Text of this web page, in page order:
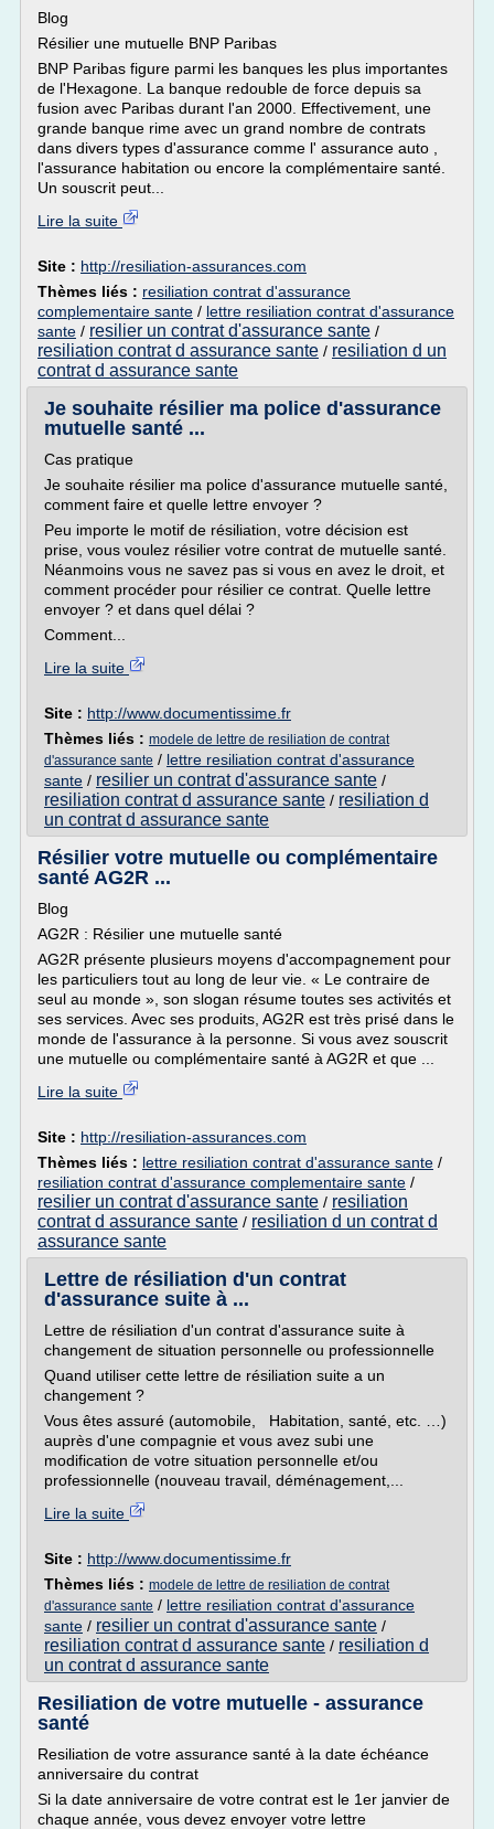
Blog
Résilier une mutuelle BNP Paribas
BNP Paribas figure parmi les banques les plus importantes
de l'Hexagone. La banque redouble de force depuis sa
fusion avec Paribas durant l'an 2000. Effectivement, une
grande banque rime avec un grand nombre de contrats
dans divers types d'assurance comme l' assurance auto ,
l'assurance habitation ou encore la complémentaire santé.
Un souscrit peut...
Lire la suite
Site : http://resiliation-assurances.com
Thèmes liés : resiliation contrat d'assurance
complementaire sante / lettre resiliation contrat d'assurance
sante / resilier un contrat d'assurance sante /
resiliation contrat d assurance sante / resiliation d un
contrat d assurance sante
Je souhaite résilier ma police d'assurance
mutuelle santé ...
Cas pratique
Je souhaite résilier ma police d'assurance mutuelle santé,
comment faire et quelle lettre envoyer ?
Peu importe le motif de résiliation, votre décision est
prise, vous voulez résilier votre contrat de mutuelle santé.
Néanmoins vous ne savez pas si vous en avez le droit, et
comment procéder pour résilier ce contrat. Quelle lettre
envoyer ? et dans quel délai ?
Comment...
Lire la suite
Site : http://www.documentissime.fr
Thèmes liés : modele de lettre de resiliation de contrat
d'assurance sante / lettre resiliation contrat d'assurance
sante / resilier un contrat d'assurance sante /
resiliation contrat d assurance sante / resiliation d
un contrat d assurance sante
Résilier votre mutuelle ou complémentaire
santé AG2R ...
Blog
AG2R : Résilier une mutuelle santé
AG2R présente plusieurs moyens d'accompagnement pour
les particuliers tout au long de leur vie. « Le contraire de
seul au monde », son slogan résume toutes ses activités et
ses services. Avec ses produits, AG2R est très prisé dans le
monde de l'assurance à la personne. Si vous avez souscrit
une mutuelle ou complémentaire santé à AG2R et que ...
Lire la suite
Site : http://resiliation-assurances.com
Thèmes liés : lettre resiliation contrat d'assurance sante /
resiliation contrat d'assurance complementaire sante /
resilier un contrat d'assurance sante / resiliation
contrat d assurance sante / resiliation d un contrat d
assurance sante
Lettre de résiliation d'un contrat
d'assurance suite à ...
Lettre de résiliation d'un contrat d'assurance suite à
changement de situation personnelle ou professionnelle
Quand utiliser cette lettre de résiliation suite a un
changement ?
Vous êtes assuré (automobile, Habitation, santé, etc. …)
auprès d'une compagnie et vous avez subi une
modification de votre situation personnelle et/ou
professionnelle (nouveau travail, déménagement,...
Lire la suite
Site : http://www.documentissime.fr
Thèmes liés : modele de lettre de resiliation de contrat
d'assurance sante / lettre resiliation contrat d'assurance
sante / resilier un contrat d'assurance sante /
resiliation contrat d assurance sante / resiliation d
un contrat d assurance sante
Resiliation de votre mutuelle - assurance
santé
Resiliation de votre assurance santé à la date échéance
anniversaire du contrat
Si la date anniversaire de votre contrat est le 1er janvier de
chaque année, vous devez envoyer votre lettre